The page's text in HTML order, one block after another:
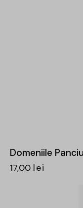
Domeniile
17,00 lei